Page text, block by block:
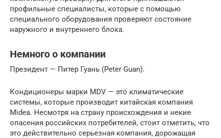
профильные специалисты, которые с помощью
специального оборудования проверяют состояние
наружного и внутреннего блока.
Немного о компании
Президент — Питер Гуань (Peter Guan).
Кондиционеры марки MDV — это климатические
системы, которые производит китайская компания
Midea. Несмотря на страну происхождения и некие
опасения российских потребителей, стоит отметить, что
это действительно серьезная компания, дорожащая